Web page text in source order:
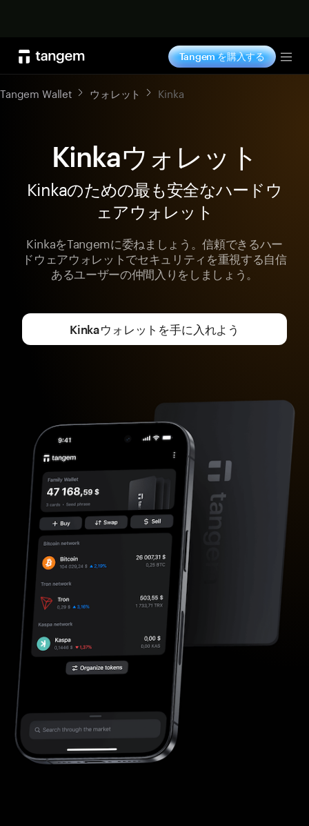
Tangem を購入する
Tangem Wallet ウォレット Kinka
Kinkaウォレット
Kinkaのための最も安全なハードウ
ェアウォレット
KinkaをTangemに委ねましょう。信頼できるハー
ドウェアウォレットでセキュリティを重視する自信
あるユーザーの仲間入りをしましょう。
Kinkaウォレットを手に入れよう